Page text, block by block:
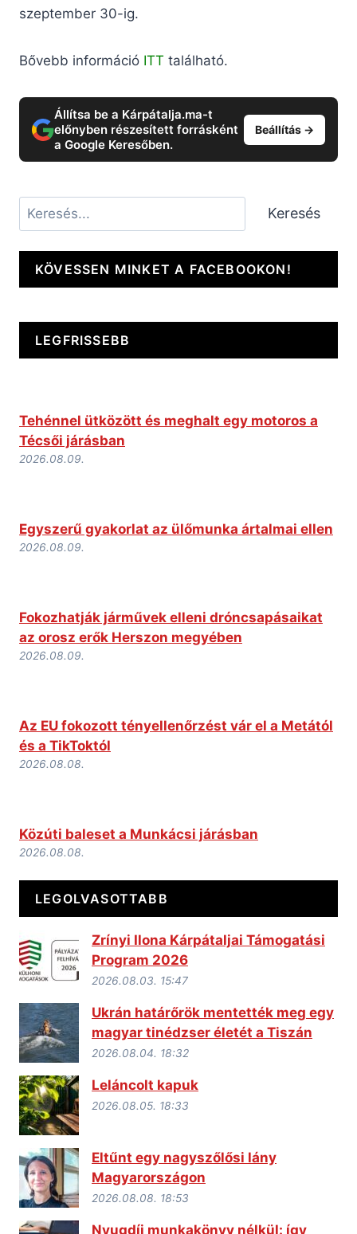
szeptember 30-ig.
Bővebb információ ITT található.
Állítsa be a Kárpátalja.ma-t
előnyben részesített forrásként
a Google Keresőben.
Beállítás →
Keresés Keresés
KÖVESSEN MINKET A FACEBOOKON!
LEGFRISSEBB
Tehénnel ütközött és meghalt egy motoros a
Técsői járásban
2026.08.09.
Egyszerű gyakorlat az ülőmunka ártalmai ellen
2026.08.09.
Fokozhatják járművek elleni dróncsapásaikat
az orosz erők Herszon megyében
2026.08.09.
Az EU fokozott tényellenőrzést vár el a Metától
és a TikToktól
2026.08.08.
Közúti baleset a Munkácsi járásban
2026.08.08.
LEGOLVASOTTABB
Zrínyi Ilona Kárpátaljai Támogatási
Program 2026
2026.08.03. 15:47
Ukrán határőrök mentették meg egy
magyar tinédzser életét a Tiszán
2026.08.04. 18:32
Leláncolt kapuk
2026.08.05. 18:33
Eltűnt egy nagyszőlősi lány
Magyarországon
2026.08.08. 18:53
Nyugdíj munkakönyv nélkül: így